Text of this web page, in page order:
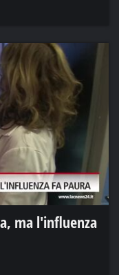
ma l'influenza